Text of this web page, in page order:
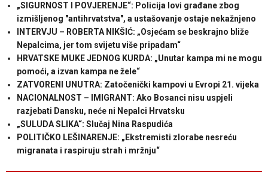
„SIGURNOST I POVJERENJE“: Policija lovi građane zbog
izmišljenog "antihrvatstva", a ustašovanje ostaje nekažnjeno
INTERVJU – ROBERTA NIKŠIĆ: „Osjećam se beskrajno bliže
Nepalcima, jer tom svijetu više pripadam“
HRVATSKE MUKE JEDNOG KURDA: „Unutar kampa mi ne mogu
pomoći, a izvan kampa ne žele“
ZATVORENI UNUTRA: Zatočenički kampovi u Evropi 21. vijeka
NACIONALNOST – IMIGRANT: Ako Bosanci nisu uspjeli
razjebati Dansku, neće ni Nepalci Hrvatsku
„SULUDA SLIKA“: Slučaj Nina Raspudića
POLITIČKO LEŠINARENJE: „Ekstremisti zlorabe nesreću
migranata i raspiruju strah i mržnju“